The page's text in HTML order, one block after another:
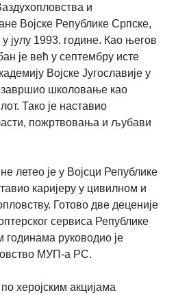
и
Војске Републике Српске,
у јулу 1993. године. Као његов
је већ у септембру исте
Војске Југославије у
завршио школовање као
Тако је наставио
пожртвовања и љубави
летео је у Војсци Републике
каријеру у цивилном и
Готово две деценије
сервиса Републике
руководио је
МУП-а РС.
херојским акцијама